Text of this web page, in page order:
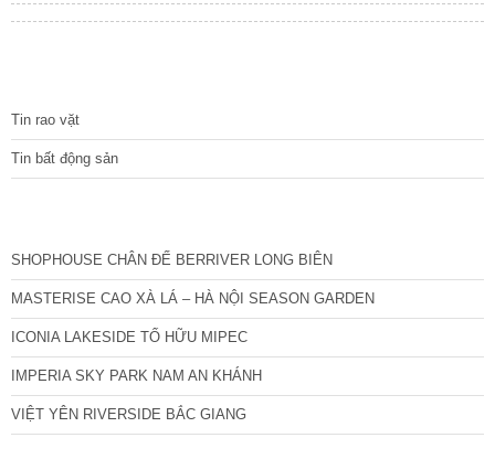
Tin rao vặt
Tin bất động sản
SHOPHOUSE CHÂN ĐẾ BERRIVER LONG BIÊN
MASTERISE CAO XÀ LÁ – HÀ NỘI SEASON GARDEN
ICONIA LAKESIDE TỐ HỮU MIPEC
IMPERIA SKY PARK NAM AN KHÁNH
VIỆT YÊN RIVERSIDE BẮC GIANG